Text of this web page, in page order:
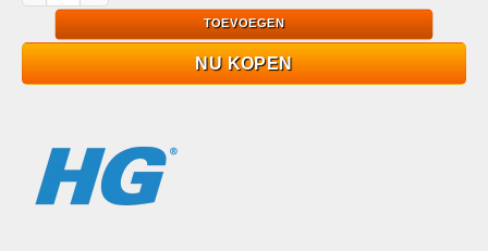
TOEVOEGEN
NU KOPEN